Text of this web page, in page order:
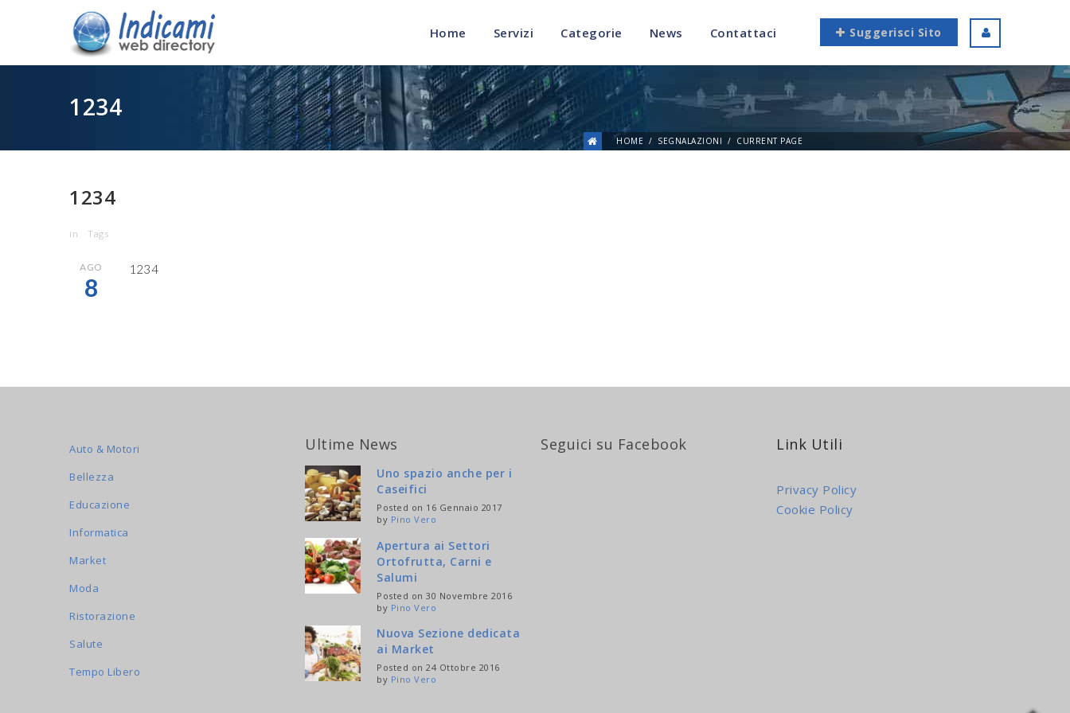
Home Servizi Categorie News Contattaci Suggerisci Sito
1234
HOME SEGNALAZIONI CURRENT PAGE
1234
in Tags
AGO
8
1234
Auto & Motori
Bellezza
Educazione
Informatica
Market
Moda
Ristorazione
Salute
Tempo Libero
Ultime News
Uno spazio anche per i
Caseifici
Posted on 16 Gennaio 2017
by Pino Vero
Apertura ai Settori
Ortofrutta, Carni e
Salumi
Posted on 30 Novembre 2016
by Pino Vero
Nuova Sezione dedicata
ai Market
Posted on 24 Ottobre 2016
by Pino Vero
Seguici su Facebook Link Utili
Privacy Policy
Cookie Policy